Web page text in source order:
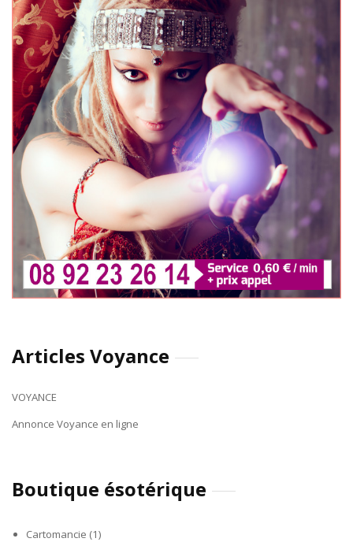
Articles Voyance
VOYANCE
Annonce Voyance en ligne
Boutique ésotérique
Cartomancie (1)